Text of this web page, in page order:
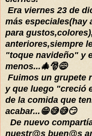
Era viernes 23 de
más especiales(hay
para
anteriores,siempre
"toque navideño" y
menos...🎄🎅😅
Fuimos un grupete
y que luego "creció
de la comida que
acabar...😁😅😅😏
De nuevo
nuestr@s buen@s